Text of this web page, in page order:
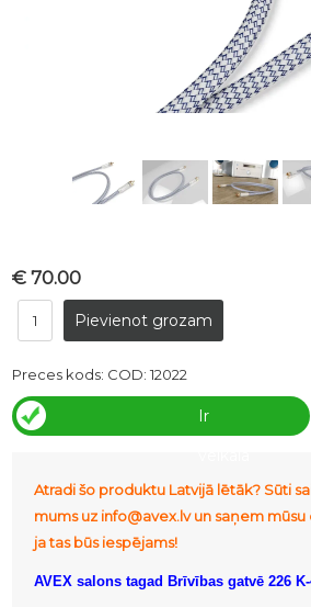
€ 70.00
Preces kods: COD: 12022
Ir
Atradi šo produktu Latvijā lētāk? Sūti
mums uz info@avex.lv un saņem
ja tas būs iespējams!
AVEX salons tagad Brīvības gatvē 226